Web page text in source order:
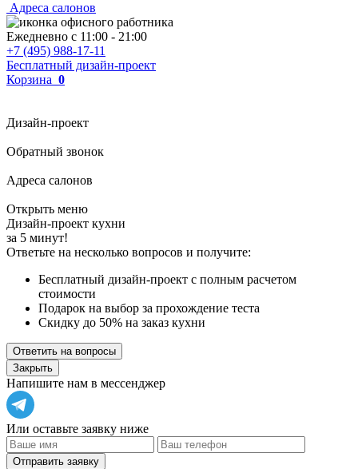
Адреса салонов
Ежедневно с 11:00 - 21:00
+7 (495) 988-17-11
Бесплатный дизайн-проект
Корзина 0
Дизайн-проект
Обратный звонок
Адреса салонов
Открыть меню
Дизайн-проект кухни
за 5 минут!
Ответьте на несколько вопросов и получите:
Бесплатный дизайн-проект с полным расчетом
стоимости
Подарок на выбор за прохождение теста
Скидку до 50% на заказ кухни
Ответить на вопросы
Закрыть
Напишите нам в мессенджер
Или оставьте заявку ниже
Отправить заявку